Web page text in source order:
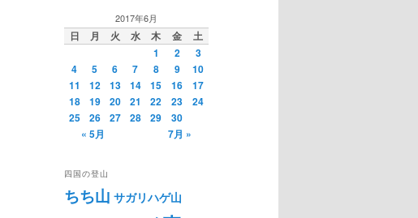
2017年6月
日 月 火 水 木 金
土
1
2
3
4
5 6 7 8 9
10
11
12 13 14 15 16
17
18
19 20 21 22 23
24
25
26 27 28 29
30
« 5月
7月 »
四国の登山
ちち山 サガリハゲ山